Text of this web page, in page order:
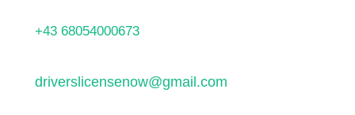
+43 68054000673
driverslicensenow@gmail.com